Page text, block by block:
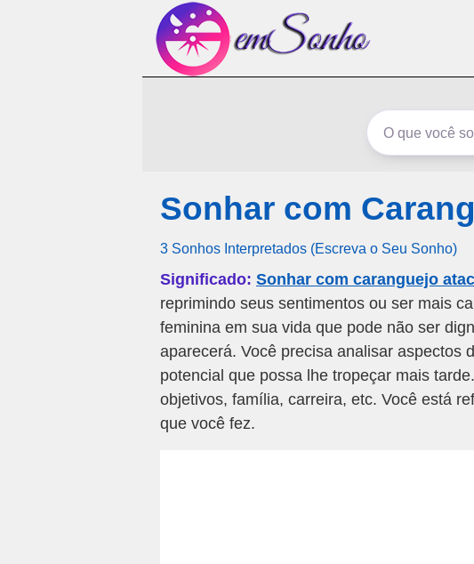
Sonhar com
3 Sonhos Interpretados (Escreva o Seu Sonho)
Significado: Sonhar com caranguejo
reprimindo seus sentimentos ou ser mais
feminina em sua vida que pode não ser
aparecerá. Você precisa analisar aspectos
potencial que possa lhe tropeçar mais
objetivos, família, carreira, etc. Você está
que você fez.